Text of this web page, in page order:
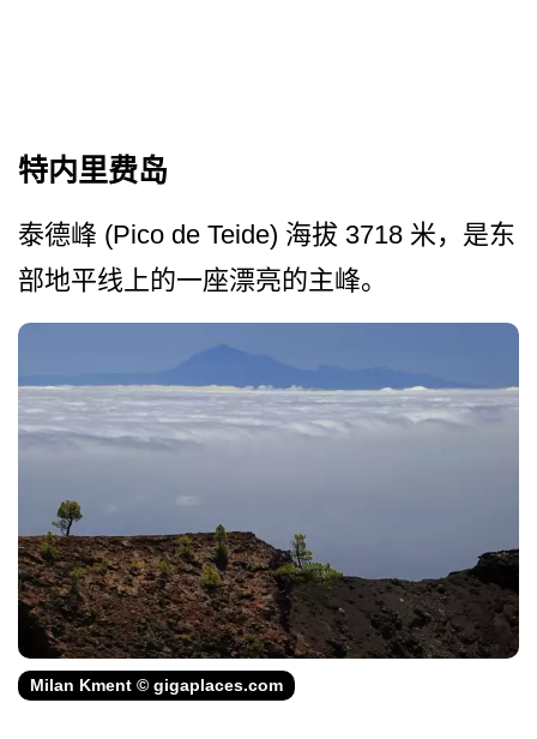
特内里费岛
泰德峰 (Pico de Teide) 海拔 3718 米，是东
部地平线上的一座漂亮的主峰。
Milan Kment © gigaplaces.com